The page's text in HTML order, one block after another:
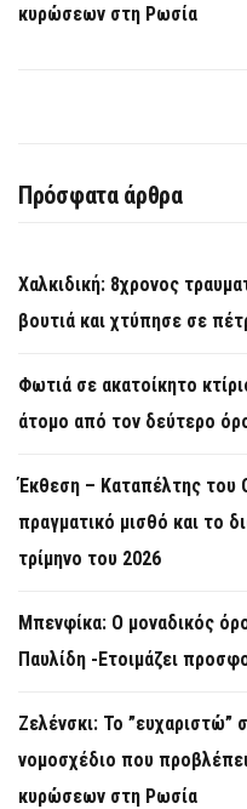
κυρώσεων στη Ρωσία
Πρόσφατα άρθρα
Χαλκιδική: 8χρονος
βουτιά και χτύπησε σε
Φωτιά σε ακατοίκητο
άτομο από τον δεύτερο
Έκθεση – Καταπέλτης του
πραγματικό μισθό και το
τρίμηνο του 2026
Μπενφίκα: Ο μοναδικός
Παυλίδη -Ετοιμάζει
Ζελένσκι: Το ”ευχαριστώ”
νομοσχέδιο που
κυρώσεων στη Ρωσία